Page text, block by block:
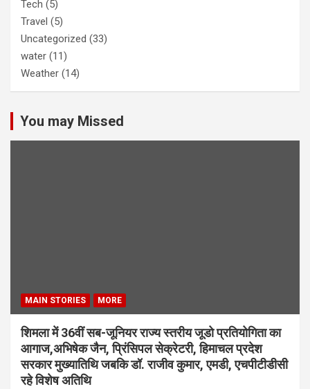
Tech (5)
Travel (5)
Uncategorized (33)
water (11)
Weather (14)
You may Missed
MAIN STORIES MORE
शिमला में 36वीं सब-जूनियर राज्य स्तरीय जूडो प्रतियोगिता का
आगाज,अभिषेक जैन, प्रिंसिपल सेक्रेटरी, हिमाचल प्रदेश
सरकार मुख्यातिथि जबकि डॉ. राजीव कुमार, एमडी, एचपीटीडीसी
रहे विशेष अतिथि